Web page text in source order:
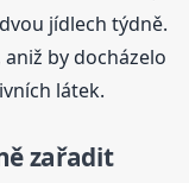
jídlech týdně.
by docházelo
látek.
zařadit